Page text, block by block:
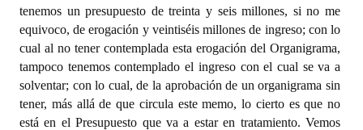
tenemos un presupuesto de treinta y seis millones, si no me
equivoco, de erogación y veintiséis millones de ingreso; con lo
cual al no tener contemplada esta erogación del Organigrama,
tampoco tenemos contemplado el ingreso con el cual se va a
solventar; con lo cual, de la aprobación de un organigrama sin
tener, más allá de que circula este memo, lo cierto es que no
está en el Presupuesto que va a estar en tratamiento. Vemos